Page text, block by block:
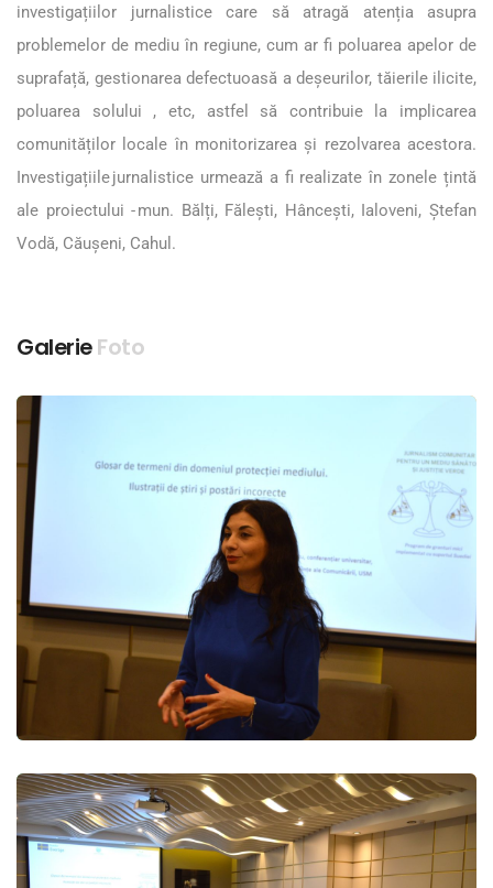
investigațiilor jurnalistice care să atragă atenția asupra
problemelor de mediu în regiune, cum ar fi poluarea apelor de
suprafață, gestionarea defectuoasă a deșeurilor, tăierile ilicite,
poluarea solului , etc, astfel să contribuie la implicarea
comunităților locale în monitorizarea și rezolvarea acestora.
Investigațiile jurnalistice urmează a fi realizate în zonele țintă
ale proiectului - mun. Bălți, Fălești, Hâncești, Ialoveni, Ștefan
Vodă, Căușeni, Cahul.
GalerieFoto